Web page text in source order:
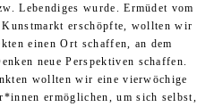
Lebendiges wurde. Ermüdet vom
erschöpfte, wollten wir
einen Ort schaffen, an dem
neue Perspektiven schaffen.
wollten wir eine vierwöchige
ermöglichen, um sich selbst,